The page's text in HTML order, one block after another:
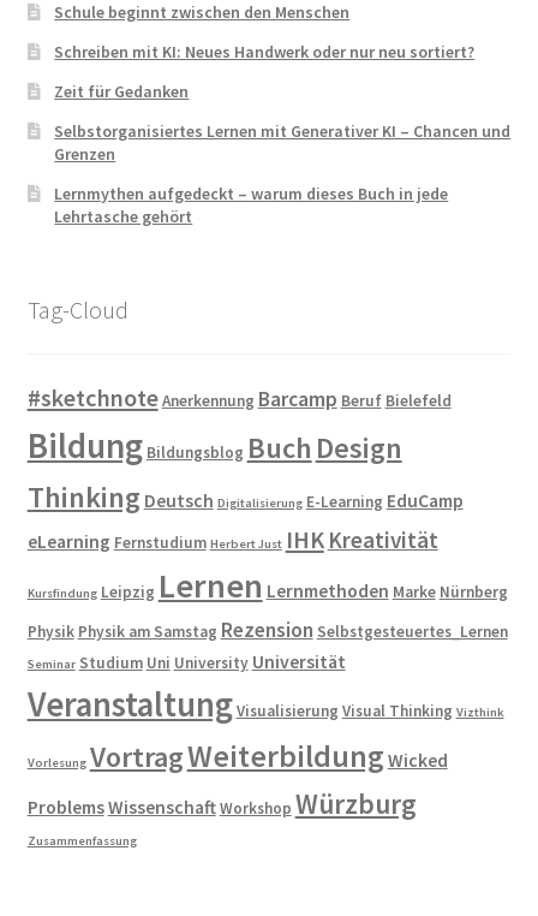
Schule beginnt zwischen den Menschen
Schreiben mit KI: Neues Handwerk oder nur neu sortiert?
Zeit für Gedanken
Selbstorganisiertes Lernen mit Generativer KI – Chancen und
Grenzen
Lernmythen aufgedeckt – warum dieses Buch in jede
Lehrtasche gehört
Tag-Cloud
#sketchnoteAnerkennung Barcamp Beruf Bielefeld
Bildung Bildungsblog Buch Design
Thinking Deutsch Digitalisierung E-Learning EduCamp
eLearning Fernstudium Herbert Just IHK Kreativität
Kursfindung Leipzig Lernen Lernmethoden Marke Nürnberg
Physik Physik am Samstag Rezension Selbstgesteuertes_Lernen
Seminar Studium Uni University Universität
VeranstaltungVisualisierung Visual Thinking Vizthink
Vorlesung VortragWeiterbildung Wicked
ProblemsWissenschaftWorkshop Würzburg
Zusammenfassung